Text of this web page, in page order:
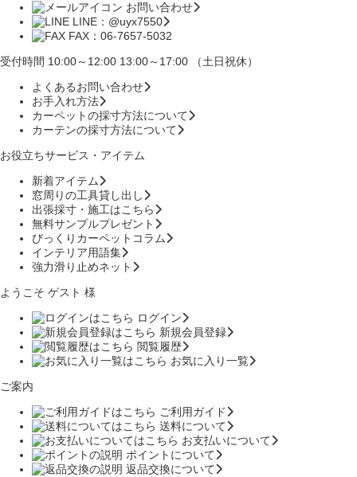
お問い合わせ
LINE：@uyx7550
FAX：06-7657-5032
受付時間 10:00～12:00 13:00～17:00 （土日祝休）
よくあるお問い合わせ
お手入れ方法
カーペットの採寸方法について
カーテンの採寸方法について
お役立ちサービス・アイテム
新着アイテム
窓周りの工具貸し出し
出張採寸・施工はこちら
無料サンプルプレゼント
びっくりカーペットコラム
インテリア用語集
強力滑り止めネット
ようこそ ゲスト 様
ログイン
新規会員登録
閲覧履歴
お気に入り一覧
ご案内
ご利用ガイド
送料について
お支払いについて
ポイントについて
返品交換について